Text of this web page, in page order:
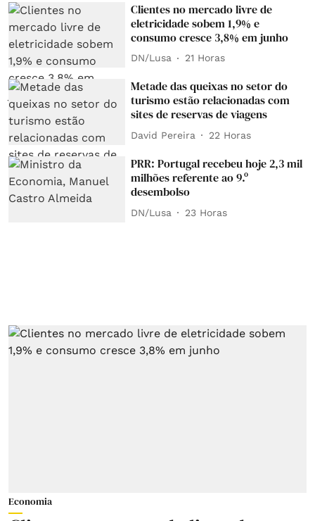
Clientes no mercado livre de
eletricidade sobem 1,9% e
consumo cresce 3,8% em junho
DN/Lusa 21 Horas
Metade das queixas no setor do
turismo estão relacionadas com
sites de reservas de viagens
David Pereira 22 Horas
PRR: Portugal recebeu hoje 2,3 mil
milhões referente ao 9.º
desembolso
DN/Lusa 23 Horas
Economia